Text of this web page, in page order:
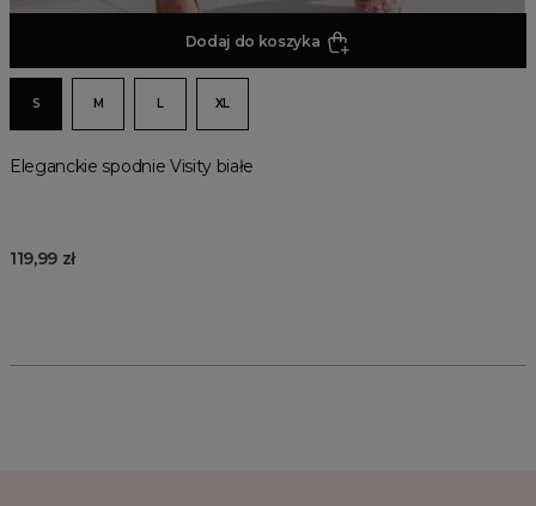
Dodaj do koszyka
S M L XL
Eleganckie spodnie Visity białe
119,99 zł